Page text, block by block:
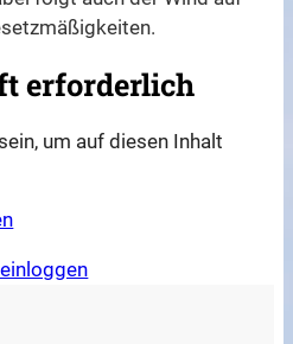
erforderlich
um auf diesen Inhalt